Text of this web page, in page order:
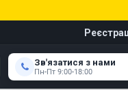
Зв'язатися з нами
Пн-Пт 9:00-18:00